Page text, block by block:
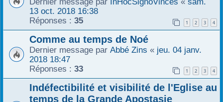
13 oct. 2018 16:38
Réponses : 35 1 2 3 4
Comme au temps de Noé
Dernier message par Abbé Zins « jeu. 04 janv.
2018 18:47
Réponses : 33 1 2 3 4
Indéfectibilité et visibilité de l'Eglise au
temps de la Grande Apostasie